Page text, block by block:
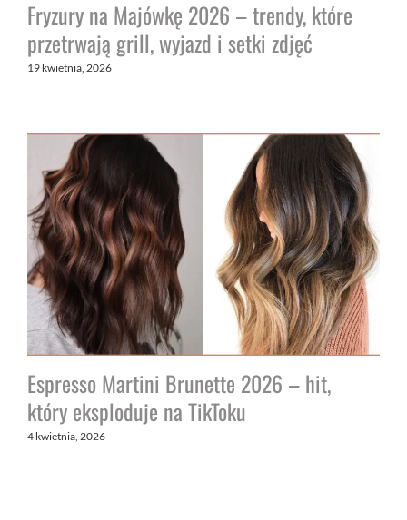
Fryzury na Majówkę 2026 – trendy, które
przetrwają grill, wyjazd i setki zdjęć
19 kwietnia, 2026
Espresso Martini Brunette 2026 – hit,
który eksploduje na TikToku
4 kwietnia, 2026